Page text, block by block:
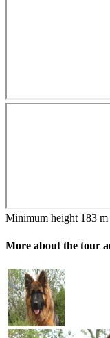
Minimum height 183 m
More about the tour